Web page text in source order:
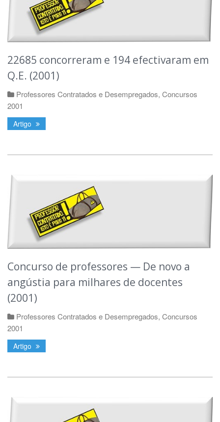
22685 concorreram e 194 efectivaram em
Q.E. (2001)
Professores Contratados e Desempregados, Concursos
2001
Artigo
Concurso de professores — De novo a
angústia para milhares de docentes
(2001)
Professores Contratados e Desempregados, Concursos
2001
Artigo